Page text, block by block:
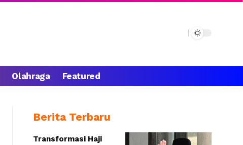
Olahraga Featured
Berita Terbaru
Transformasi Haji